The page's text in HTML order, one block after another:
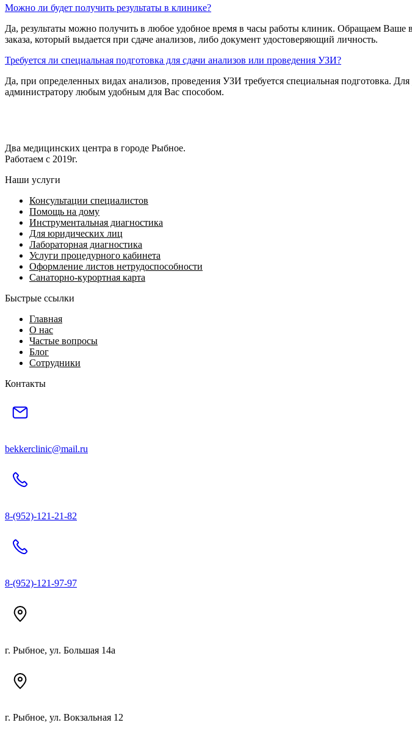
Можно ли будет получить результаты в клинике?
Да, результаты можно получить в любое удобное время в часы работы клиник. Обращаем
заказа, который выдается при сдаче анализов, либо документ удостоверяющий личность.
Требуется ли специальная подготовка для сдачи анализов или проведения УЗИ?
Да, при определенных видах анализов, проведения УЗИ требуется специальная подготовка.
администратору любым удобным для Вас способом.
Два медицинских центра в городе Рыбное.
Работаем с 2019г.
Наши услуги
Консультации специалистов
Помощь на дому
Инструментальная диагностика
Для юридических лиц
Лабораторная диагностика
Услуги процедурного кабинета
Оформление листов нетрудоспособности
Санаторно-курортная карта
Быстрые ссылки
Главная
О нас
Частые вопросы
Блог
Сотрудники
Контакты
bekkerclinic@mail.ru
8-(952)-121-21-82
8-(952)-121-97-97
г. Рыбное, ул. Большая 14а
г. Рыбное, ул. Вокзальная 12